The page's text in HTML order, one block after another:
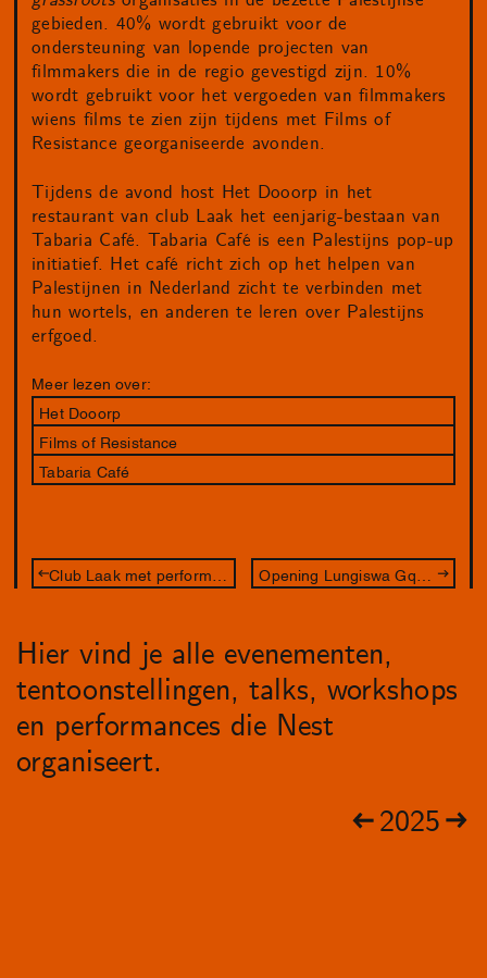
gebieden. 40% wordt gebruikt voor de
ondersteuning van lopende projecten van
filmmakers die in de regio gevestigd zijn. 10%
wordt gebruikt voor het vergoeden van filmmakers
wiens films te zien zijn tijdens met Films of
Resistance georganiseerde avonden.
Tijdens de avond host Het Dooorp in het
restaurant van club Laak het eenjarig-bestaan van
Tabaria Café. Tabaria Café is een Palestijns pop-up
initiatief. Het café richt zich op het helpen van
Palestijnen in Nederland zicht te verbinden met
hun wortels, en anderen te leren over Palestijns
erfgoed.
Meer lezen over:
Het Dooorp
Films of Resistance
Tabaria Café
Hier vind je alle evenementen,
tentoonstellingen, talks, workshops
en performances die Nest
organiseert.
2025